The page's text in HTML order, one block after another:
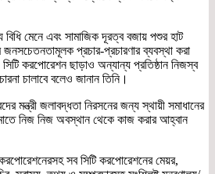
মেনে এবং সামাজিক দূরত্ব বজায় পশুর হাট
প্রচার-প্রচারণার ব্যবস্থা করা
করপোরেশন ছাড়াও অন্যান্য প্রতিষ্ঠান নিজস্ব
চালাবে বলেও জানান তিনি।
মন্ত্রী জলাবদ্ধতা নিরসনের জন্য স্থায়ী সমাধানের
নিজ নিজ অবস্থান থেকে কাজ করার আহ্বান
সব সিটি করপোরেশনের মেয়র,